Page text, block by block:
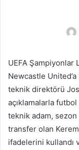
UEFA Şampiyonlar
Newcastle
teknik direktörü
açıklamalarla
teknik adam, sezon
transfer olan
ifadelerini kullandı